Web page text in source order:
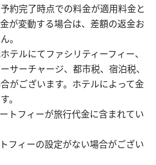
約完了時点での料金が適用料金と
が変動する場合は、差額の返金お
。
ルにてファシリティーフィー、
サーチャージ、都市税、宿泊税、
がございます。ホテルによって金
。
トフィーが旅行代金に含まれてい
フィーの設定がない場合がござい